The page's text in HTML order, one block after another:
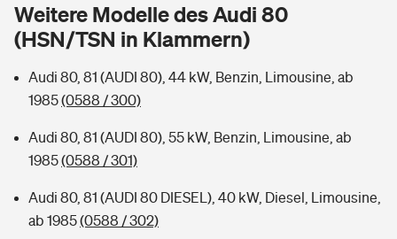
Hochwasser-Check: Wie gefährdet ist Ihr Haus?
Sie haben Fragen?
Private Cyberversicherung
Zur Übersicht
Kinderunfall-Check: Mehr Sicherheit für deine Kids
Rentenrechner: Wie viel Geld bekomme ich im Alter?
Weitere Modelle des Audi 80
(HSN/TSN in Klammern)
Audi 80, 81 (AUDI 80), 44 kW, Benzin, Limousine, ab
1985(0588 / 300)
Audi 80, 81 (AUDI 80), 55 kW, Benzin, Limousine, ab
1985(0588 / 301)
Audi 80, 81 (AUDI 80 DIESEL), 40 kW, Diesel, Limousine,
ab 1985(0588 / 302)